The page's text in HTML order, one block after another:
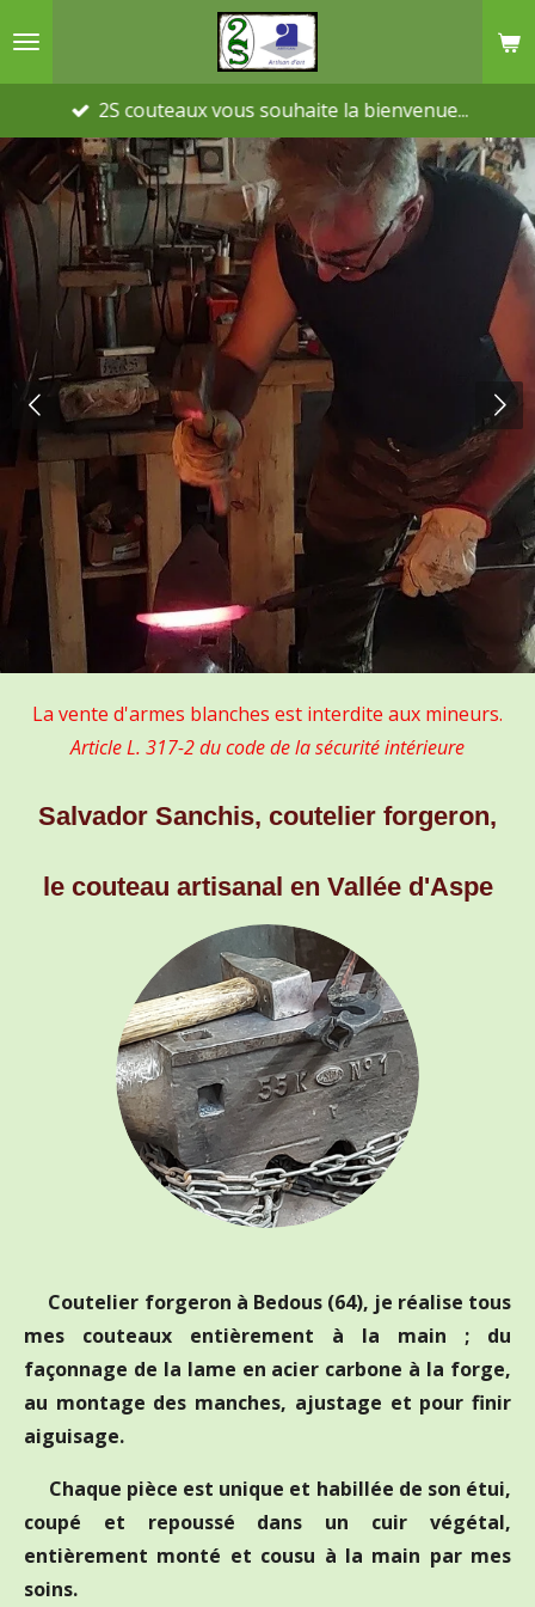
2S couteaux vous souhaite la bienvenue...
La vente d'armes blanches est interdite aux mineurs.
Article L. 317-2 du code de la sécurité intérieure
Salvador Sanchis, coutelier forgeron,
le couteau artisanal en Vallée d'Aspe
Coutelier forgeron à Bedous (64), je réalise tous
mes couteaux entièrement à la main ; du
façonnage de la lame en acier carbone à la forge,
au montage des manches, ajustage et pour finir
aiguisage.
Chaque pièce est unique et habillée de son étui,
coupé et repoussé dans un cuir végétal,
entièrement monté et cousu à la main par mes
soins.